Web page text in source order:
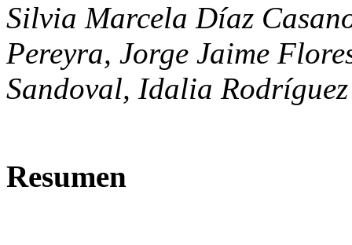
Silvia Marcela Díaz
Pereyra, Jorge Jaime
Sandoval, Idalia
Resumen